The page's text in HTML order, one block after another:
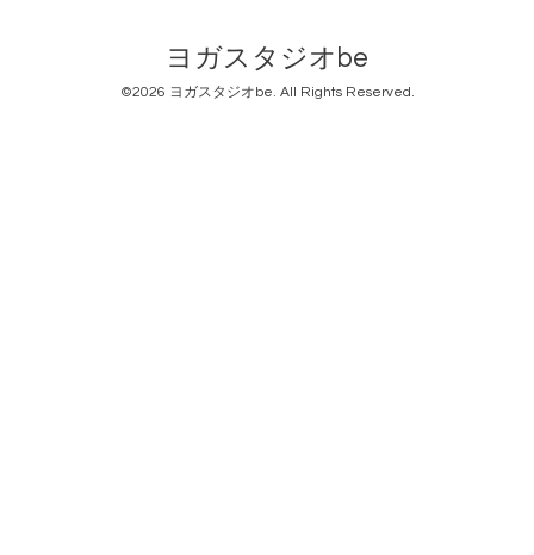
ヨガスタジオbe
©2026 ヨガスタジオbe. All Rights Reserved.